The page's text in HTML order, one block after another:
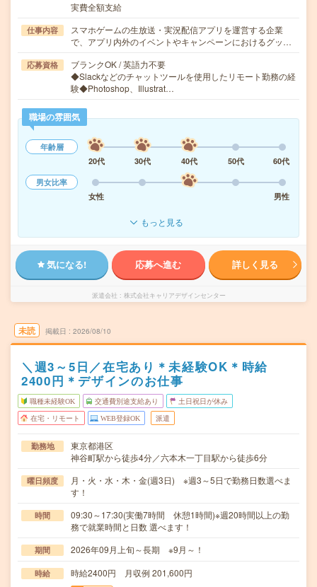
実費全額支給
仕事内容
スマホゲームの生放送・実況配信アプリを運営する企業
で、アプリ内外のイベントやキャンペーンにおけるグッ…
応募資格
ブランクOK / 英語力不要
◆Slackなどのチャットツールを使用したリモート勤務の経
験◆Photoshop、Illustrat…
職場の雰囲気
年齢層
20代
30代 40代 50代
60代
男女比率
女性
男性
もっと見る
気になる! 応募へ進む 詳しく見る
派遣会社 株式会社キャリアデザインセンター
未読 掲載日 2026/08/10
＼週3～5日／在宅あり＊未経験OK＊時給
2400円＊デザインのお仕事
職種未経験OK 交通費別途支給あり 土日祝日が休み
在宅・リモート WEB登録OK 派遣
勤務地
東京都港区
神谷町駅から徒歩4分／六本木一丁目駅から徒歩6分
曜日頻度
月・火・水・木・金(週3日) ※週3～5日で勤務日数選べま
す！
時間
09:30～17:30(実働7時間 休憩1時間)※週20時間以上の勤
務で就業時間と日数 選べます！
期間 2026年09月上旬～長期 ※9月～！
時給 時給2400円 月収例 201,600円